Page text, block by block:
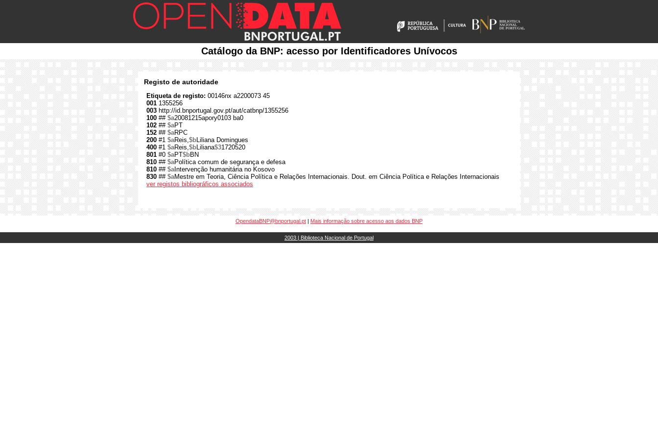
Catálogo da BNP: acesso por Identificadores Unívocos
Registo de autoridade
Etiqueta de registo: 00146nx a2200073 45
001 1355256
003 http://id.bnportugal.gov.pt/aut/catbnp/1355256
100 ## $a20081215apory0103 ba0
102 ## $aPT
152 ## $aRPC
200 #1 $aReis,$bLiliana Domingues
400 #1 $aReis,$bLiliana$31720520
801 #0 $aPT$bBN
810 ## $aPolítica comum de segurança e defesa
810 ## $aIntervenção humanitária no Kosovo
830 ## $aMestre em Teoria, Ciência Política e Relações Internacionais. Dout. em Ciência Política e Relações Internacionais
ver registos bibliográficos associados
OpendataBNP@bnportugal.pt | Mais informação sobre acesso aos dados BNP
2003 | Biblioteca Nacional de Portugal